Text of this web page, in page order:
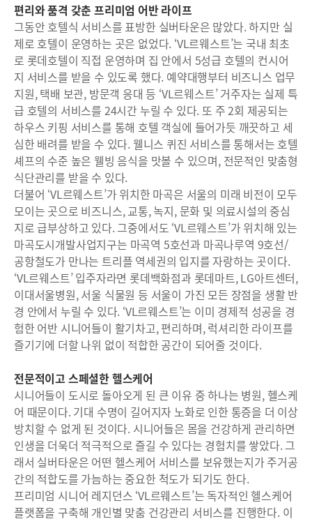
편리와 품격 갖춘 프리미엄 어반 라이프
그동안 호텔식 서비스를 표방한 실버타운은 많았다. 하지만 실
제로 호텔이 운영하는 곳은 없었다. ‘VL르웨스트’는 국내 최초
로 롯데호텔이 직접 운영하며 집 안에서 5성급 호텔의 컨시어
지 서비스를 받을 수 있도록 했다. 예약대행부터 비즈니스 업무
지원, 택배 보관, 방문객 응대 등 ‘VL르웨스트’ 거주자는 실제 특
급 호텔의 서비스를 24시간 누릴 수 있다. 또 주 2회 제공되는
하우스 키핑 서비스를 통해 호텔 객실에 들어가듯 깨끗하고 세
심한 배려를 받을 수 있다. 웰니스 퀴진 서비스를 통해서는 호텔
셰프의 수준 높은 웰빙 음식을 맛볼 수 있으며, 전문적인 맞춤형
식단관리를 받을 수 있다.
더불어 ‘VL르웨스트’가 위치한 마곡은 서울의 미래 비전이 모두
모이는 곳으로 비즈니스, 교통, 녹지, 문화 및 의료시설의 중심
지로 급부상하고 있다. 그중에서도 ‘VL르웨스트’가 위치해 있는
마곡도시개발사업지구는 마곡역 5호선과 마곡나루역 9호선/
공항철도가 만나는 트리플 역세권의 입지를 자랑하는 곳이다.
‘VL르웨스트’ 입주자라면 롯데백화점과 롯데마트, LG아트센터,
이대서울병원, 서울 식물원 등 서울이 가진 모든 장점을 생활 반
경 안에서 누릴 수 있다. ‘VL르웨스트’는 이미 경제적 성공을 경
험한 어반 시니어들이 활기차고, 편리하며, 럭셔리한 라이프를
즐기기에 더할 나위 없이 적합한 공간이 되어줄 것이다.
전문적이고 스페셜한 헬스케어
시니어들이 도시로 돌아오게 된 큰 이유 중 하나는 병원, 헬스케
어 때문이다. 기대 수명이 길어지자 노화로 인한 통증을 더 이상
방치할 수 없게 된 것이다. 시니어들은 몸을 건강하게 관리하면
인생을 더욱더 적극적으로 즐길 수 있다는 경험치를 쌓았다. 그
래서 실버타운은 어떤 헬스케어 서비스를 보유했는지가 주거공
간의 적합도를 가늠하는 중요한 척도가 되기도 한다.
프리미엄 시니어 레지던스 ‘VL르웨스트’는 독자적인 헬스케어
플랫폼을 구축해 개인별 맞춤 건강관리 서비스를 진행한다. 이